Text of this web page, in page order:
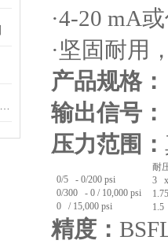
·4-20 mA
·坚固耐用
产品规格：
输出信号：
压力范围：
耐
0/5 - 0/200 psi
3 x
0/300 - 0 / 10,000 psi
0 / 15,000 psi
精度：